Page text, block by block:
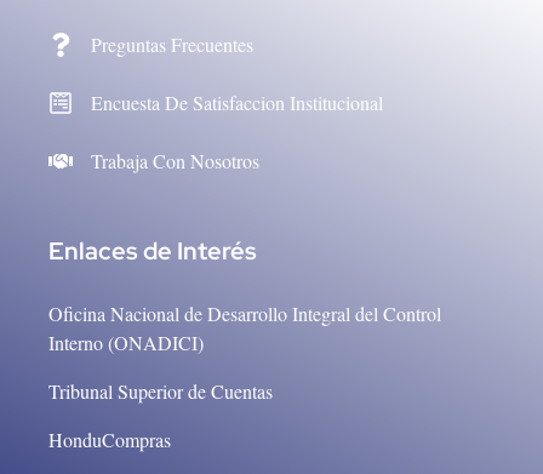
Preguntas Frecuentes
Encuesta De Satisfaccion Institucional
Trabaja Con Nosotros
Enlaces de Interés
Oficina Nacional de Desarrollo Integral del Control
Interno (ONADICI)
Tribunal Superior de Cuentas
HonduCompras